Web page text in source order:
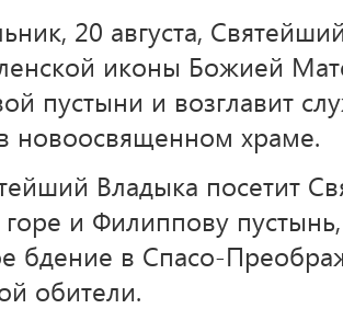
20 августа,
иконы Божией
пустыни и возглавит
новоосвященном храме.
Владыка посетит
и Филиппову
бдение в Спасо-
обители.